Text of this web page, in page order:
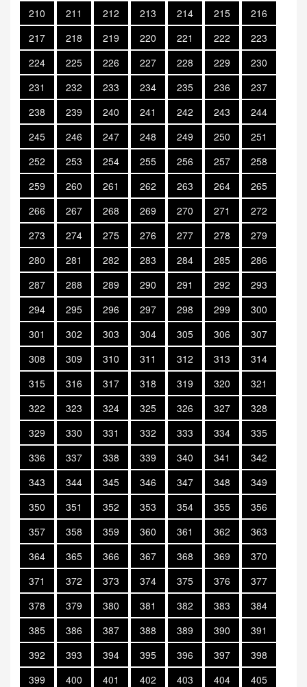
210
211 212 213 214 215
216
217
218 219 220 221 222
223
224
225 226 227 228 229
230
231
232 233 234 235 236
237
238
239 240 241 242 243
244
245
246 247 248 249 250
251
252
253 254 255 256 257
258
259
260 261 262 263 264
265
266
267 268 269 270 271
272
273
274 275 276 277 278
279
280
281 282 283 284 285
286
287
288 289 290 291 292
293
294
295 296 297 298 299
300
301
302 303 304 305 306
307
308
309 310 311 312 313
314
315
316 317 318 319 320
321
322
323 324 325 326 327
328
329
330 331 332 333 334
335
336
337 338 339 340 341
342
343
344 345 346 347 348
349
350
351 352 353 354 355
356
357
358 359 360 361 362
363
364
365 366 367 368 369
370
371
372 373 374 375 376
377
378
379 380 381 382 383
384
385
386 387 388 389 390
391
392
393 394 395 396 397
398
399
400 401 402 403 404 405